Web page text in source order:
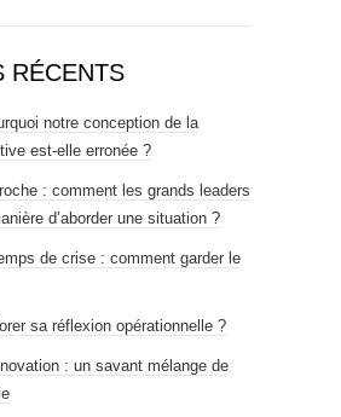
RÉCENTS
notre conception de la
est-elle erronée ?
: comment les grands leaders
d’aborder une situation ?
de crise : comment garder le
sa réflexion opérationnelle ?
: un savant mélange de